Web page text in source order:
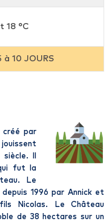
18 °C
à 10 JOURS
créé par
Il
fut la
Le
1996 par Annick et
Nicolas. Le Château
de 38 hectares sur un